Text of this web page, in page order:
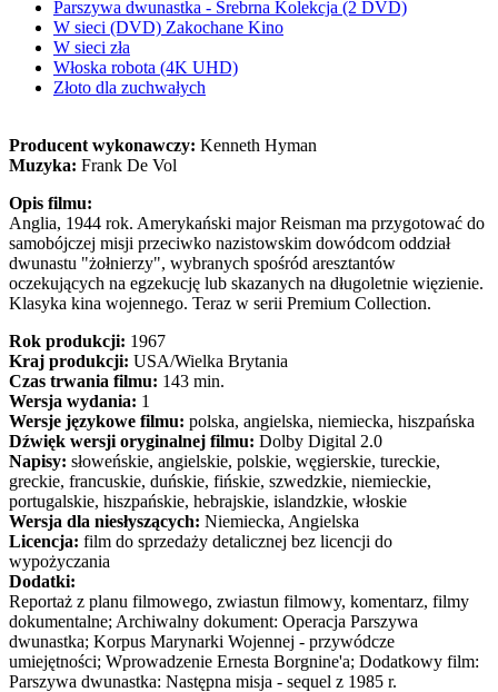
Parszywa dwunastka - Srebrna Kolekcja (2 DVD)
W sieci (DVD) Zakochane Kino
W sieci zła
Włoska robota (4K UHD)
Złoto dla zuchwałych
Producent wykonawczy: Kenneth Hyman
Muzyka: Frank De Vol
Opis filmu:
Anglia, 1944 rok. Amerykański major Reisman ma przygotować do
samobójczej misji przeciwko nazistowskim dowódcom oddział
dwunastu "żołnierzy", wybranych spośród aresztantów
oczekujących na egzekucję lub skazanych na długoletnie więzienie.
Klasyka kina wojennego. Teraz w serii Premium Collection.
Rok produkcji: 1967
Kraj produkcji: USA/Wielka Brytania
Czas trwania filmu: 143 min.
Wersja wydania: 1
Wersje językowe filmu: polska, angielska, niemiecka, hiszpańska
Dźwięk wersji oryginalnej filmu: Dolby Digital 2.0
Napisy: słoweńskie, angielskie, polskie, węgierskie, tureckie,
greckie, francuskie, duńskie, fińskie, szwedzkie, niemieckie,
portugalskie, hiszpańskie, hebrajskie, islandzkie, włoskie
Wersja dla niesłyszących: Niemiecka, Angielska
Licencja: film do sprzedaży detalicznej bez licencji do
wypożyczania
Dodatki:
Reportaż z planu filmowego, zwiastun filmowy, komentarz, filmy
dokumentalne; Archiwalny dokument: Operacja Parszywa
dwunastka; Korpus Marynarki Wojennej - przywódcze
umiejętności; Wprowadzenie Ernesta Borgnine'a; Dodatkowy film:
Parszywa dwunastka: Następna misja - sequel z 1985 r.